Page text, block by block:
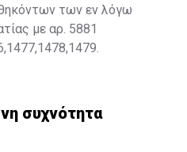
των εν λόγω
με αρ. 5881
συχνότητα